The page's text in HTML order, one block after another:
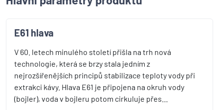
E61 hlava
V 60. letech minulého století přišla na trh nová
technologie, která se brzy stala jedním z
nejrozšířenějších principů stabilizace teploty vody při
extrakci kávy. Hlava E61 je připojena na okruh vody
(bojler), voda v bojleru potom cirkuluje přes…